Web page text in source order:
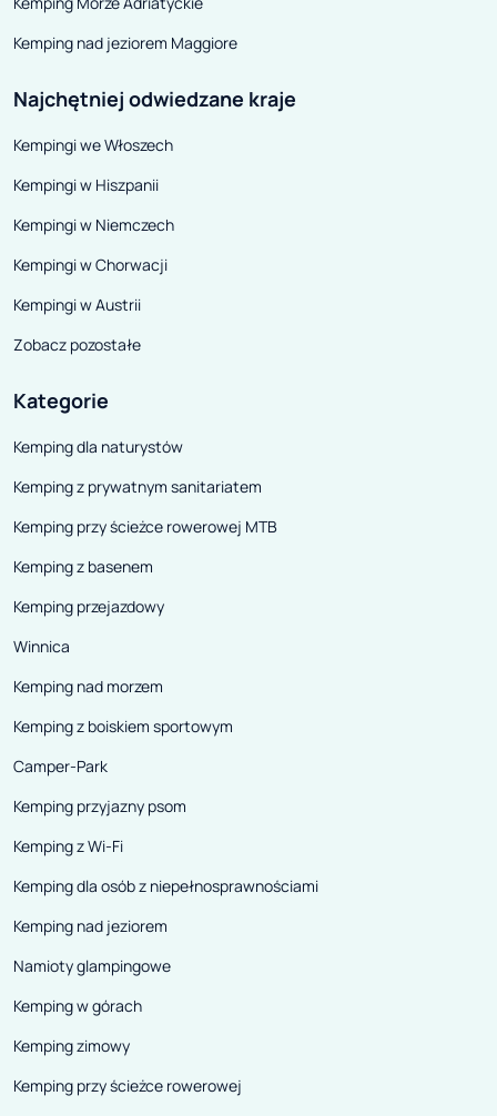
Kemping nad jeziorem Maggiore
Najchętniej odwiedzane kraje
Kempingi we Włoszech
Kempingi w Hiszpanii
Kempingi w Niemczech
Kempingi w Chorwacji
Kempingi w Austrii
Zobacz pozostałe
Kategorie
Kemping dla naturystów
Kemping z prywatnym sanitariatem
Kemping przy ścieżce rowerowej MTB
Kemping z basenem
Kemping przejazdowy
Winnica
Kemping nad morzem
Kemping z boiskiem sportowym
Camper-Park
Kemping przyjazny psom
Kemping z Wi-Fi
Kemping dla osób z niepełnosprawnościami
Kemping nad jeziorem
Namioty glampingowe
Kemping w górach
Kemping zimowy
Kemping przy ścieżce rowerowej